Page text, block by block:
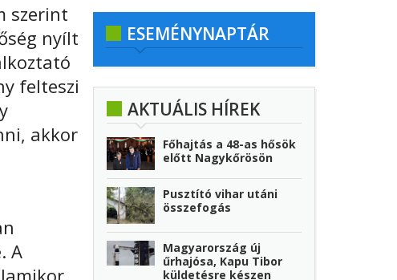
szerint
nyílt
felteszi
akkor
A
ESEMÉNYNAPTÁR
AKTUÁLIS HÍREK
Főhajtás a 48-as hősök
előtt Nagykőrösön
Pusztító vihar utáni
összefogás
Magyarország új
űrhajósa, Kapu Tibor
küldetésre készen